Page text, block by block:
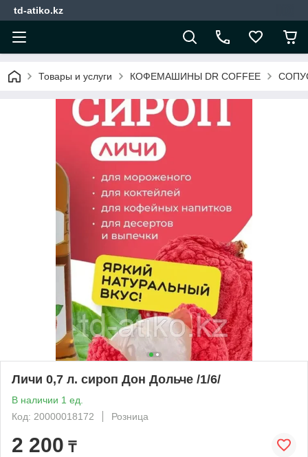
td-atiko.kz
Товары и услуги КОФЕМАШИНЫ DR COFFEE
Личи 0,7 л. сироп Дон Дольче /1/6/
В наличии 1 ед.
Код: 20000018172
Розница
2 200 ₸